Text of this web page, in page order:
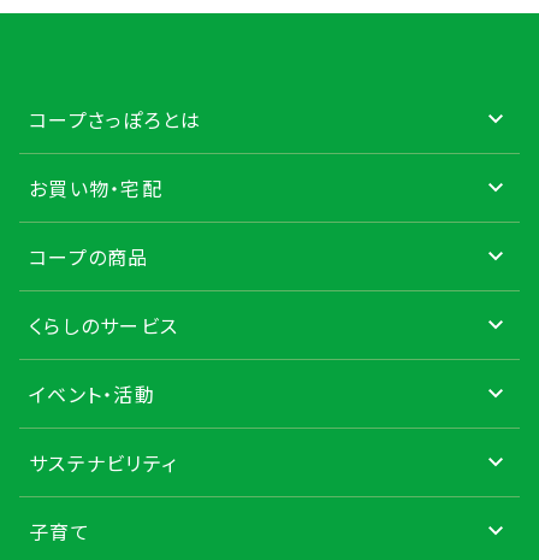
コープさっぽろとは
お買い物・宅配
コープの商品
くらしのサービス
イベント・活動
サステナビリティ
子育て